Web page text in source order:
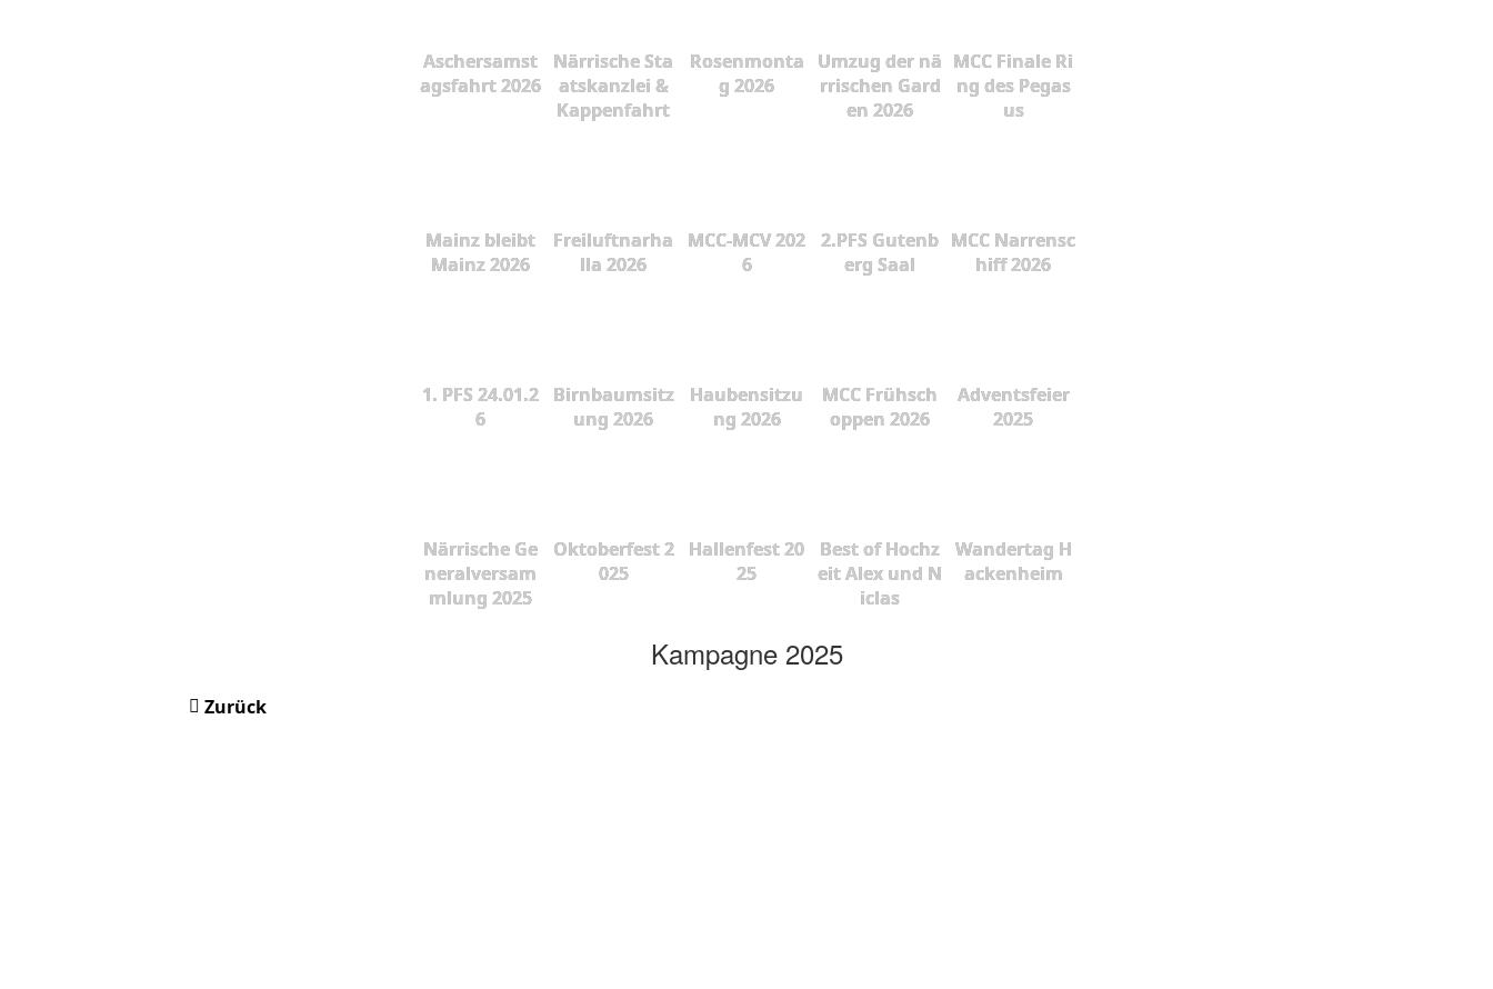
Aschersamst
agsfahrt 2026
Närrische Sta
atskanzlei &
Kappenfahrt
Rosenmonta
g 2026
Umzug der nä
rrischen Gard
en 2026
MCC Finale Ri
ng des Pegas
us
Mainz bleibt
Mainz 2026
Freiluftnarha
lla 2026
MCC-MCV 202
6
2.PFS Gutenb
erg Saal
MCC Narrensc
hiff 2026
1. PFS 24.01.2
6
Birnbaumsitz
ung 2026
Haubensitzu
ng 2026
MCC Frühsch
oppen 2026
Adventsfeier
2025
Närrische Ge
neralversam
mlung 2025
Oktoberfest 2
025
Hallenfest 20
25
Best of Hochz
eit Alex und N
iclas
Wandertag H
ackenheim
Kampagne 2025
Zurück